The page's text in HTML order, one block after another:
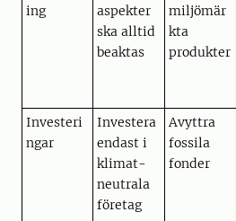
ing
aspekter
ska alltid
beaktas
miljömär
kta
produkter
Investeri
ngar
Investera
endast i
klimat-
neutrala
företag
Avyttra
fossila
fonder